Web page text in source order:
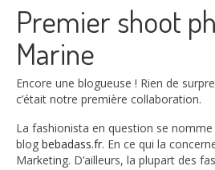
Premier shoot
Marine
Encore une blogueuse ! Rien de
c’était notre première collaboration.
La fashionista en question se
blog bebadass.fr. En ce qui la
Marketing. D’ailleurs, la plupart des